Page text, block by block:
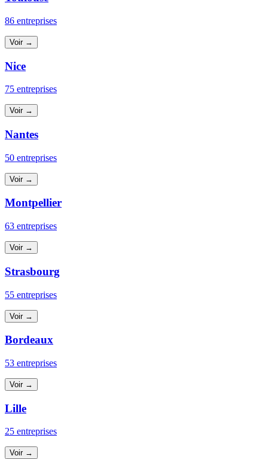
86 entreprises
Voir →
Nice
75 entreprises
Voir →
Nantes
50 entreprises
Voir →
Montpellier
63 entreprises
Voir →
Strasbourg
55 entreprises
Voir →
Bordeaux
53 entreprises
Voir →
Lille
25 entreprises
Voir →